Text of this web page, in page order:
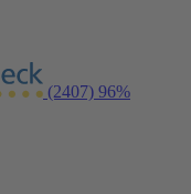
(2407) 96%